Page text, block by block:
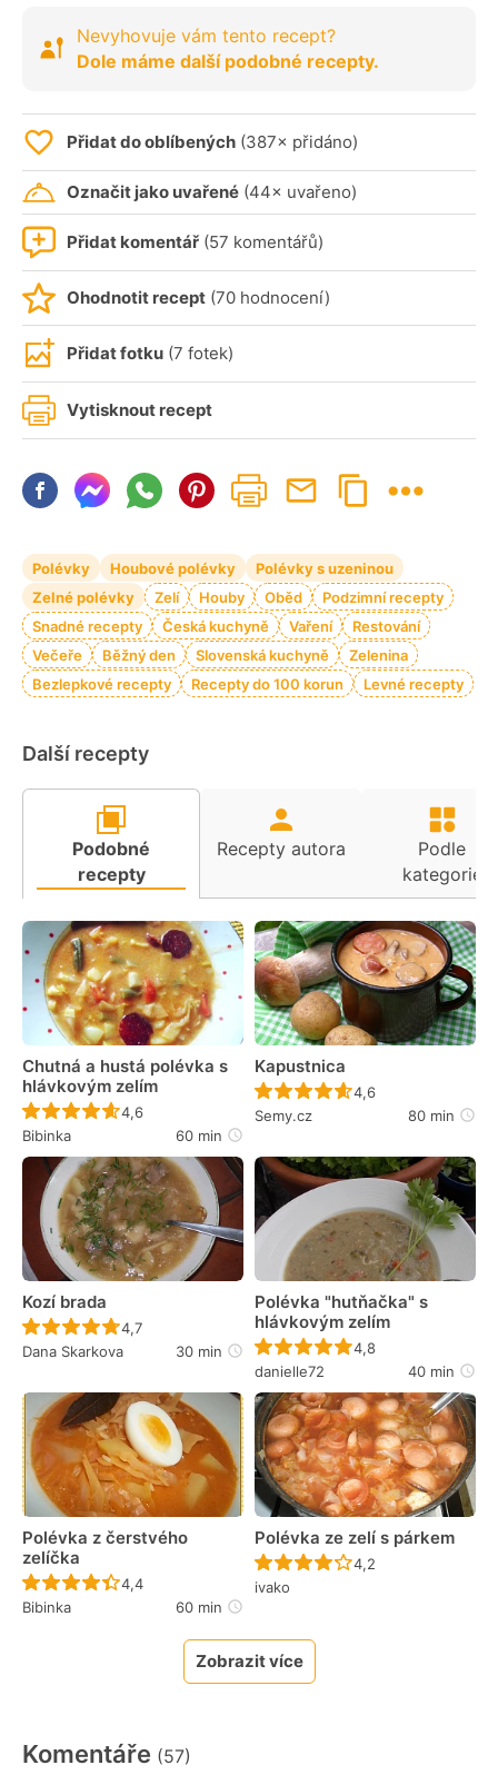
Nevyhovuje vám tento recept?
Dole máme další podobné recepty.
Přidat do oblíbených (387× přidáno)
Označit jako uvařené (44× uvařeno)
Přidat komentář (57 komentářů)
Ohodnotit recept (70 hodnocení)
Přidat fotku (7 fotek)
Vytisknout recept
Polévky Houbové polévky
Polévky s uzeninou
Zelné polévky
Zelí Houby Oběd
Podzimní recepty
Snadné recepty
Česká kuchyně Vaření
Restování
Večeře
Běžný den Slovenská kuchyně
Zelenina
Bezlepkové recepty
Recepty do 100 korun Levné recepty
Další recepty
Podobné
recepty
Recepty autora
Podle
kategorie
Chutná a hustá polévka s
hlávkovým zelím
Recept ještě nebyl hodnocen
4,6
Bibinka
60 min
Kapustnica
Recept ještě nebyl
4,6
Semy.cz
80 min
Kozí brada
Recept ještě nebyl hodnocen
4,7
Dana Skarkova
30 min
Polévka "hutňačka" s
hlávkovým zelím
Recept ještě nebyl
4,8
danielle72
40 min
Polévka z čerstvého
zelíčka
Recept ještě nebyl hodnocen
4,4
Bibinka
60 min
Polévka ze zelí s párkem
Recept ještě nebyl
4,2
ivako
Zobrazit více
Komentáře (57)